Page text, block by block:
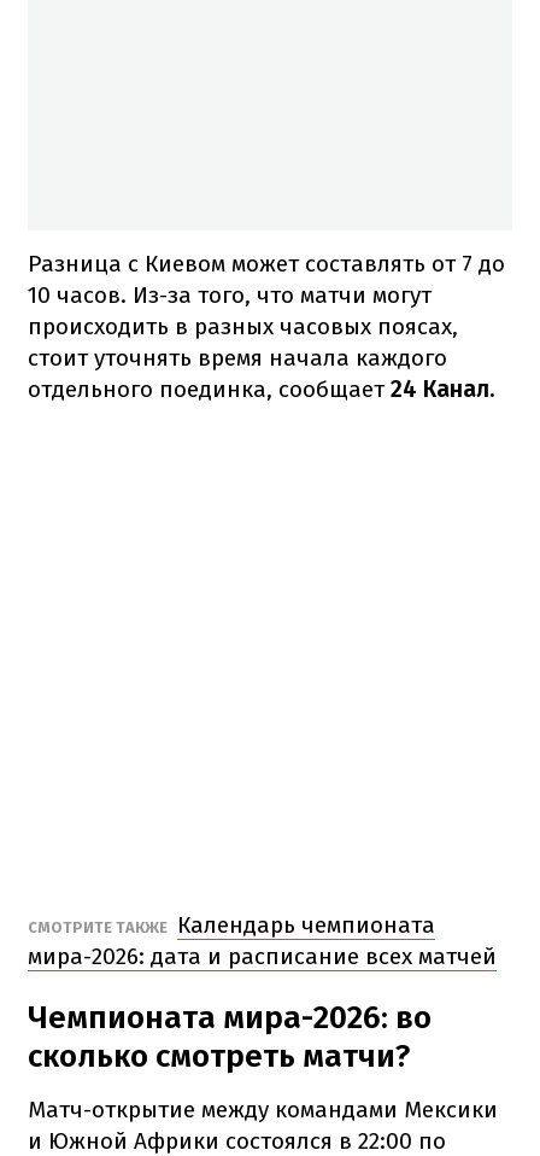
Разница с Киевом может составлять от 7 до
10 часов. Из-за того, что матчи могут
происходить в разных часовых поясах,
стоит уточнять время начала каждого
отдельного поединка, сообщает24 Канал.
СМОТРИТЕ ТАКЖЕ
Календарь чемпионата
мира-2026: дата и расписание всех матчей
Чемпионата мира-2026: во
сколько смотреть матчи?
Матч-открытие между командами Мексики
и Южной Африки состоялся в 22:00 по